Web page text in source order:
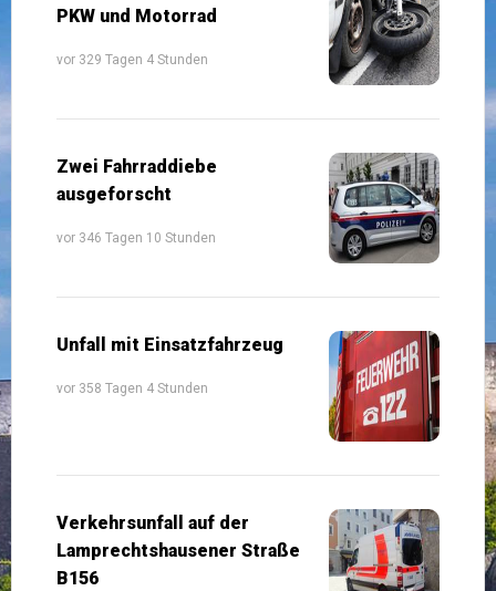
PKW und Motorrad
vor 329 Tagen 4 Stunden
Zwei Fahrraddiebe
ausgeforscht
vor 346 Tagen 10 Stunden
Unfall mit Einsatzfahrzeug
vor 358 Tagen 4 Stunden
Verkehrsunfall auf der
Lamprechtshausener Straße
B156